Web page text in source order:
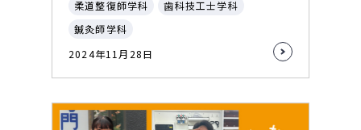
柔道整復師学科
歯科技工士学科
鍼灸師学科
2024年11月28日